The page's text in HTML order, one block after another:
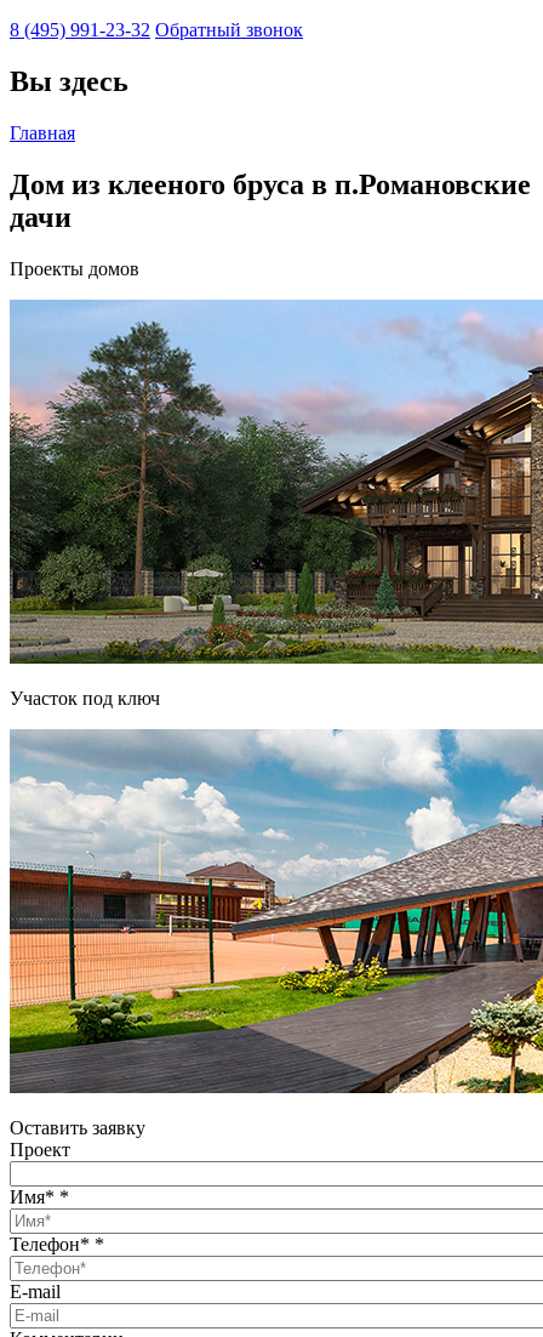
8 (495) 991-23-32 Обратный звонок
Вы здесь
Главная
Дом из клееного бруса в п.Романовские
дачи
Проекты домов
Участок под ключ
Оставить заявку
Проект
Имя* *
Телефон* *
E-mail